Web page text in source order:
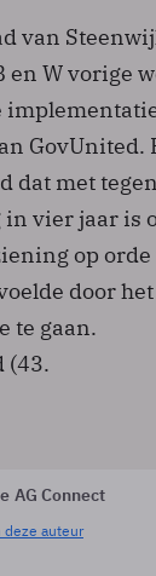
van
en W vorige
Gov­United.
dat met
vier jaar is
op orde
door
te gaan.
(43.
AG Connect
deze auteur